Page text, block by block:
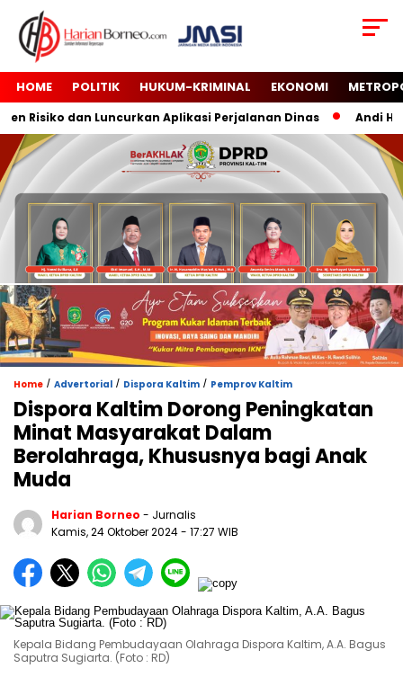
HOME POLITIK HUKUM-KRIMINAL EKONOMI
Risiko dan Luncurkan Aplikasi Perjalanan Dinas Andi
Home / Advertorial / Dispora Kaltim / Pemprov Kaltim
Dispora Kaltim Dorong Peningkatan
Minat Masyarakat Dalam
Berolahraga, Khususnya bagi Anak
Muda
Harian Borneo - Jurnalis
Kamis, 24 Oktober 2024- 17:27 WIB
Kepala Bidang Pembudayaan Olahraga Dispora Kaltim, A.A. Bagus
Saputra Sugiarta. (Foto : RD)